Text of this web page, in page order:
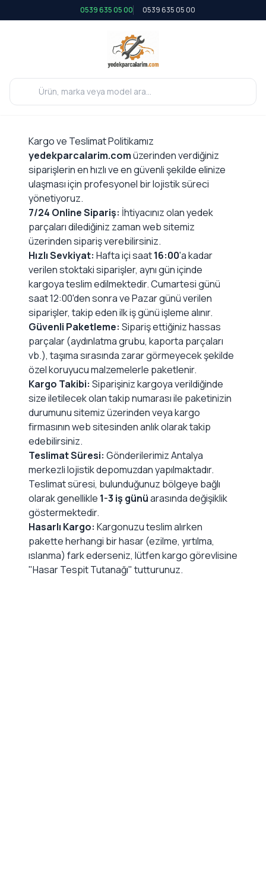
0539 635 05 00 0539 635 05 00
Kargo ve Teslimat Politikamız
yedekparcalarim.comüzerinden verdiğiniz
siparişlerin en hızlı ve en güvenli şekilde elinize
ulaşması için profesyonel bir lojistik süreci
yönetiyoruz.
7/24 Online Sipariş: İhtiyacınız olan yedek
parçaları dilediğiniz zaman web sitemiz
üzerinden sipariş verebilirsiniz.
Hızlı Sevkiyat: Hafta içi saat16:00'a kadar
verilen stoktaki siparişler, aynı gün içinde
kargoya teslim edilmektedir. Cumartesi günü
saat 12:00'den sonra ve Pazar günü verilen
siparişler, takip eden ilk iş günü işleme alınır.
Güvenli Paketleme: Sipariş ettiğiniz hassas
parçalar (aydınlatma grubu, kaporta parçaları
vb.), taşıma sırasında zarar görmeyecek şekilde
özel koruyucu malzemelerle paketlenir.
Kargo Takibi: Siparişiniz kargoya verildiğinde
size iletilecek olan takip numarası ile paketinizin
durumunu sitemiz üzerinden veya kargo
firmasının web sitesinden anlık olarak takip
edebilirsiniz.
Teslimat Süresi: Gönderilerimiz Antalya
merkezli lojistik depomuzdan yapılmaktadır.
Teslimat süresi, bulunduğunuz bölgeye bağlı
olarak genellikle 1-3 iş günüarasında değişiklik
göstermektedir.
Hasarlı Kargo: Kargonuzu teslim alırken
pakette herhangi bir hasar (ezilme, yırtılma,
ıslanma) fark ederseniz, lütfen kargo görevlisine
"Hasar Tespit Tutanağı" tutturunuz.